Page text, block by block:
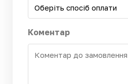
Коментар